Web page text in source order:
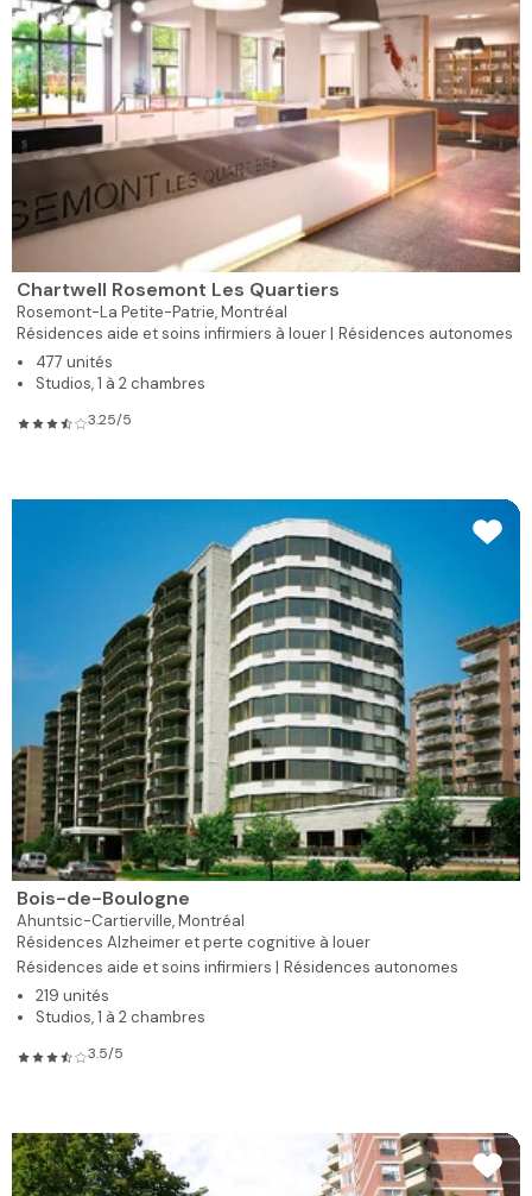
Chartwell Rosemont Les Quartiers
Rosemont-La Petite-Patrie,Montréal
Résidences aide et soins infirmiers à louer | Résidences autonomes
477 unités
Studios, 1 à 2 chambres
3.25/5
Bois-de-Boulogne
Ahuntsic-Cartierville,Montréal
Résidences Alzheimer et perte cognitive à louer
Résidences aide et soins infirmiers | Résidences autonomes
219 unités
Studios, 1 à 2 chambres
3.5/5